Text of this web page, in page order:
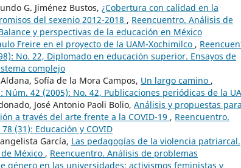
G. Jiménez Bustos, ¿Cobertura con calidad en la
del sexenio 2012-2018 , Reencuentro. Análisis de
y perspectivas de la educación en México
Freire en el proyecto de la UAM-Xochimilco ,
No. 22, Diplomado en educación superior. Ensayos de
complejo
Sofía de la Mora Campos, Un largo camino ,
42 (2005): No. 42, Publicaciones periódicas de la
José Antonio Paoli Bolio, Análisis y propuestas
a través del arte frente a la COVID-19 , Reencuentro.
(31): Educación y COVID
García, Las pedagogías de la violencia patriarcal.
México , Reencuentro. Análisis de problemas
género en las universidades: activismos feministas y